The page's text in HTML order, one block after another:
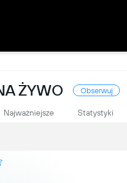
ŻYWO Obserwuj
Najważniejsze Statystyki